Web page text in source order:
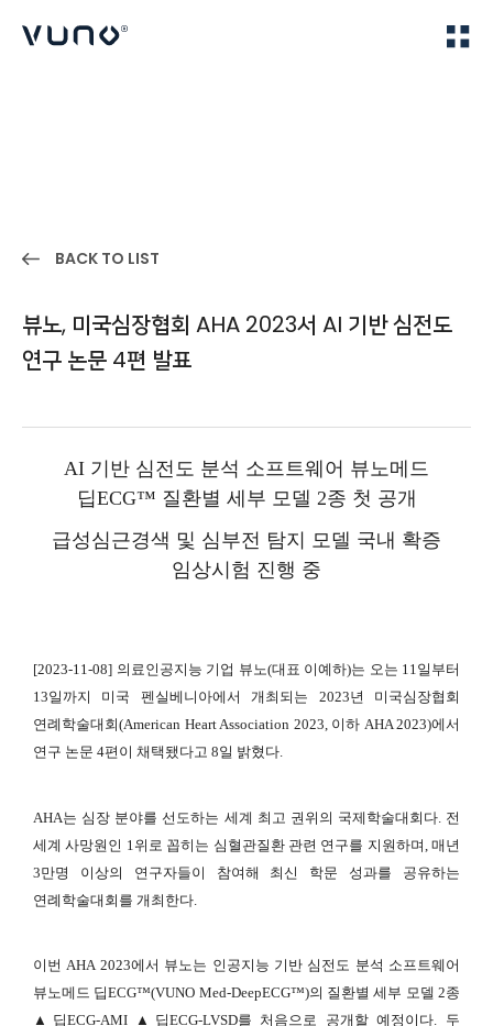
BACK TO LIST
뷰노, 미국심장협회 AHA 2023서 AI 기반 심전도
연구 논문 4편 발표
AI 기반 심전도 분석 소프트웨어 뷰노메드
딥ECG™ 질환별 세부 모델 2종 첫 공개
급성심근경색 및 심부전 탐지 모델 국내 확증
임상시험 진행 중
[2023-11-08] 의료인공지능 기업 뷰노(대표 이예하)는 오는 11일부터
13일까지 미국 펜실베니아에서 개최되는 2023년 미국심장협회
연례학술대회(American Heart Association 2023, 이하 AHA 2023)에서
연구 논문 4편이 채택됐다고 8일 밝혔다.
AHA는 심장 분야를 선도하는 세계 최고 권위의 국제학술대회다. 전
세계 사망원인 1위로 꼽히는 심혈관질환 관련 연구를 지원하며, 매년
3만명 이상의 연구자들이 참여해 최신 학문 성과를 공유하는
연례학술대회를 개최한다.
이번 AHA 2023에서 뷰노는 인공지능 기반 심전도 분석 소프트웨어
뷰노메드 딥ECG™(VUNO Med-DeepECG™)의 질환별 세부 모델 2종
▲딥ECG-AMI ▲딥ECG-LVSD를 처음으로 공개할 예정이다. 두